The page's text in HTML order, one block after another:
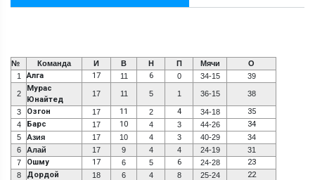
№ Команда И В Н П Мячи
О
1
Алга 17 11 6 0 34-15 39
2
Мурас
Юнайтед
17 11 5 1 36-15 38
3 Озгон 17 11 2 4 34-18 35
4 Барс 17 10 4 3 44-26 34
5 Азия 17 10 4 3 40-29
34
6
Алай 17 9 4 4 24-19
31
7
Ошму 17 6 5 6 24-28 23
8 Дордой 18 6 4 8 25-24 22